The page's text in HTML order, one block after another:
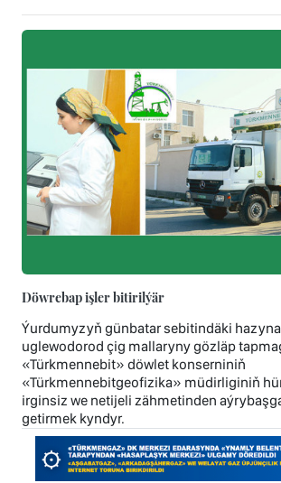
Döwrebap işler bitirilýär
Ýurdumyzyň günbatar sebitindäki
uglewodorod çig mallaryny gözläp
«Türkmennebit» döwlet konserniniň
«Türkmennebitgeofizika» müdirliginiň
irginsiz we netijeli zähmetinden
getirmek kyndyr.